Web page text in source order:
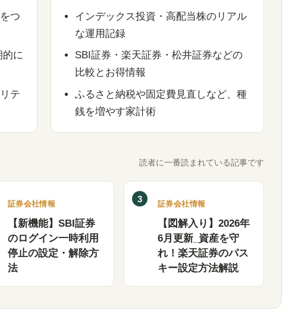
つ
的に
テ
インデックス投資・高配当株のリアル
な運用記録
SBI証券・楽天証券・松井証券などの
比較とお得情報
ふるさと納税や固定費見直しなど、種
銭を増やす家計術
読者に一番読まれている記事です
証券会社情報
【新機能】SBI証券
のログイン一時利用
停止の設定・解除方
法
3 証券会社情報
【図解入り】2026年
6月更新_資産を守
れ！楽天証券のパス
キー設定方法解説